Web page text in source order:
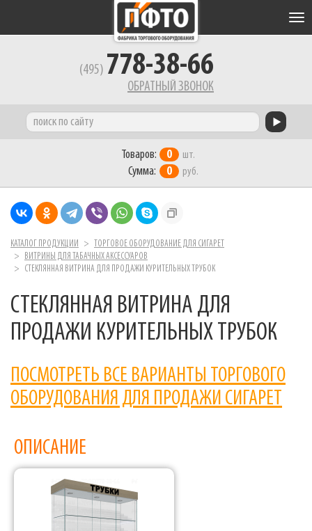
(495) 778-38-66
ОБРАТНЫЙ ЗВОНОК
Товаров: 0 шт.
Сумма: 0 руб.
КАТАЛОГ ПРОДУКЦИИ
ТОРГОВОЕ ОБОРУДОВАНИЕ ДЛЯ СИГАРЕТ
ВИТРИНЫ ДЛЯ ТАБАЧНЫХ АКСЕССУАРОВ
СТЕКЛЯННАЯ ВИТРИНА ДЛЯ ПРОДАЖИ КУРИТЕЛЬНЫХ ТРУБОК
СТЕКЛЯННАЯ ВИТРИНА ДЛЯ
ПРОДАЖИ КУРИТЕЛЬНЫХ ТРУБОК
ПОСМОТРЕТЬ ВСЕ ВАРИАНТЫ ТОРГОВОГО
ОБОРУДОВАНИЯ ДЛЯ ПРОДАЖИ СИГАРЕТ
ОПИСАНИЕ